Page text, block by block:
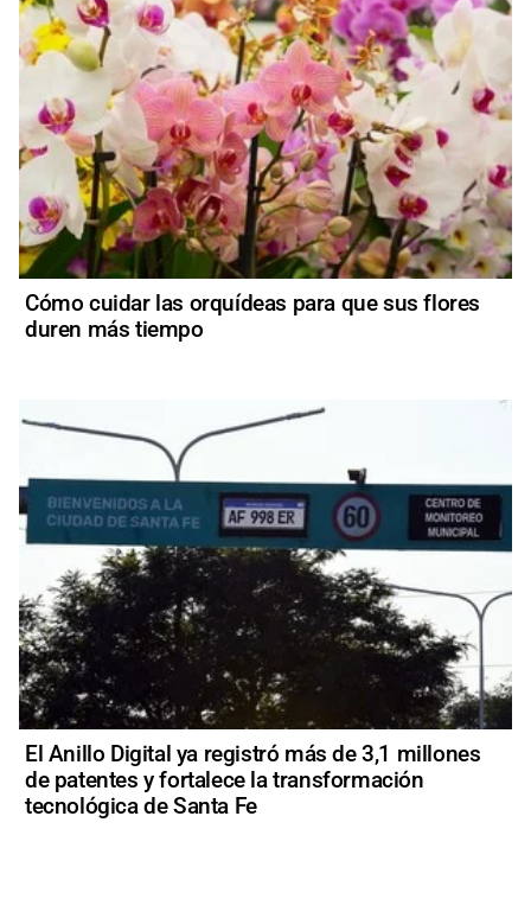
Cómo cuidar las orquídeas para que sus flores
duren más tiempo
El Anillo Digital ya registró más de 3,1 millones
de patentes y fortalece la transformación
tecnológica de Santa Fe